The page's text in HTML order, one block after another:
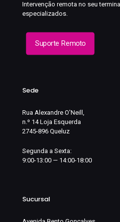
Intervenção remota no seu
especializados.
Suporte Remoto
Sede
Rua Alexandre O'Neill,
n.º 14 Loja Esquerda
2745-896 Queluz
Segunda a Sexta:
9:00-13:00 — 14:00-18:00
Sucursal